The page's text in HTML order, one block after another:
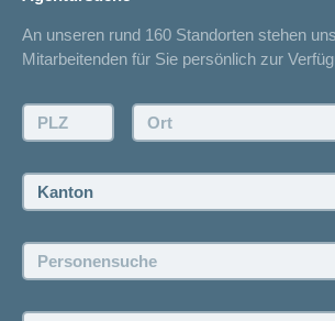
Spitalliste
Unfallmeldung
Offertanfrage
Rückruf anfordern
Offene Stellen
An unseren rund 160 Standorten stehen
Mitarbeitenden für Sie persönlich zur
PLZ: Ort:
Kanton:
Personensuche: